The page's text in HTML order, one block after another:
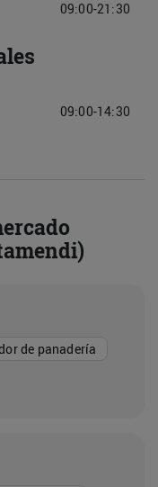
09:00-21:30
09:00-14:30
de panadería